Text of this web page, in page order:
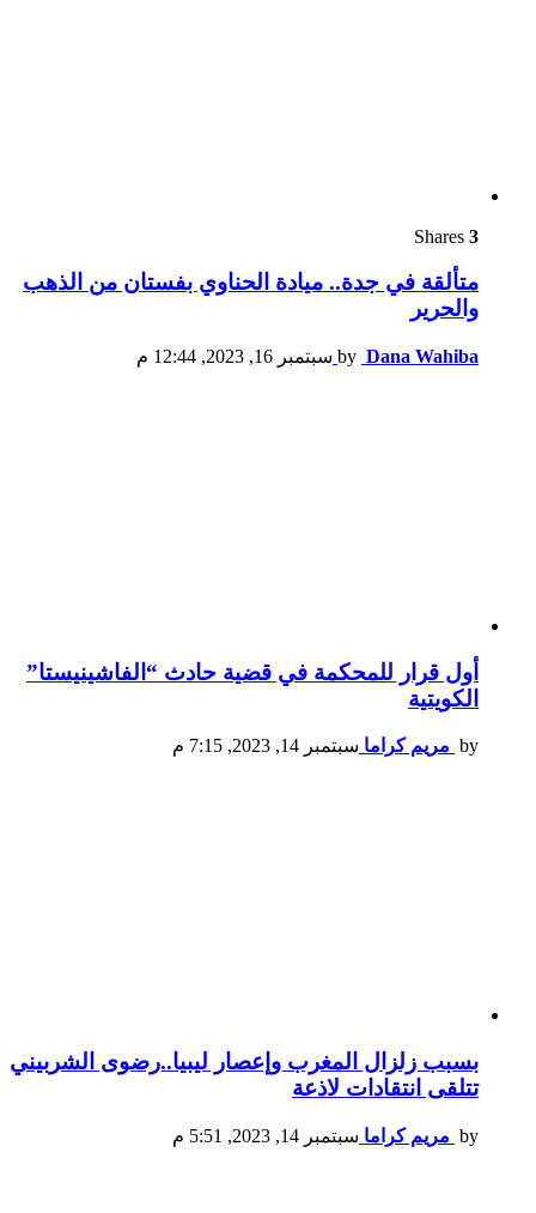
3
متألقة في جدة.. ميادة الحناوي بفستان من الذهب
والحرير
by Dana Wahiba سبتمبر 16, 2023, 12:44 م
أول قرار للمحكمة في قضية حادث “الفاشينيستا”
الكويتية
by مريم كراما سبتمبر 14, 2023, 7:15 م
بسبب زلزال المغرب وإعصار ليبيا..رضوى الشربيني
تتلقى انتقادات لاذعة
by مريم كراما سبتمبر 14, 2023, 5:51 م